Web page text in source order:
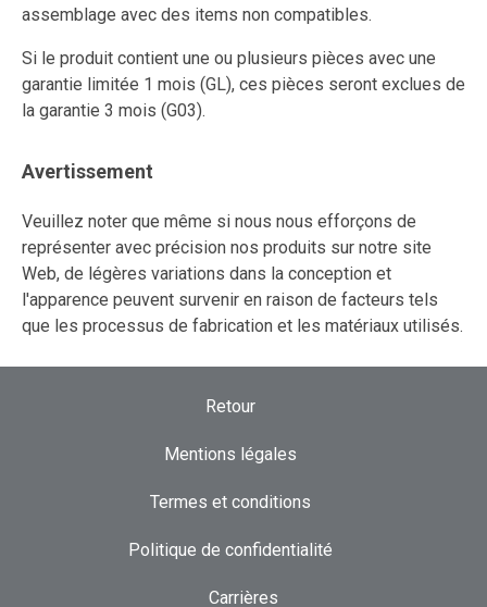
assemblage avec des items non compatibles.
Si le produit contient une ou plusieurs pièces avec une
garantie limitée 1 mois (GL), ces pièces seront exclues de
la garantie 3 mois (G03).
Avertissement
Veuillez noter que même si nous nous efforçons de
représenter avec précision nos produits sur notre site
Web, de légères variations dans la conception et
l'apparence peuvent survenir en raison de facteurs tels
que les processus de fabrication et les matériaux utilisés.
Retour
Mentions légales
Termes et conditions
Politique de confidentialité
Carrières